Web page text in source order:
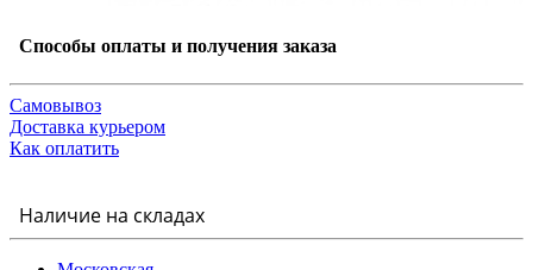
Способы оплаты и получения заказа
Самовывоз
Доставка курьером
Как оплатить
Наличие на складах